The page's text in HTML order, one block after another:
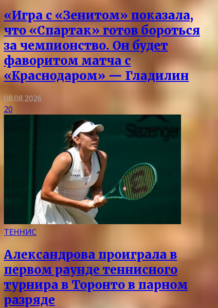
«Игра с «Зенитом» показала,
что «Спартак» готов бороться
за чемпионство. Он будет
фаворитом матча с
«Краснодаром» — Гладилин
08.08.2026
20
ТЕННИС
Александрова проиграла в
первом раунде теннисного
турнира в Торонто в парном
разряде